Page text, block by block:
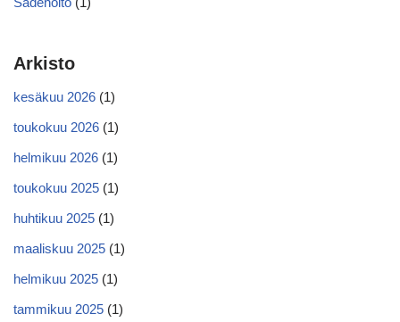
Arkisto
kesäkuu 2026 (1)
toukokuu 2026 (1)
helmikuu 2026 (1)
toukokuu 2025 (1)
huhtikuu 2025 (1)
maaliskuu 2025 (1)
helmikuu 2025 (1)
tammikuu 2025 (1)